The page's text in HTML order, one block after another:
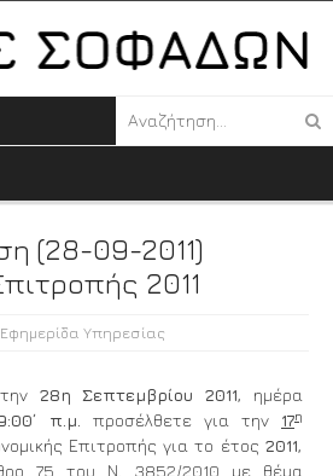
(28-09-2011)
2011
Εφημερίδα Υπηρεσίας
28η Σεπτεμβρίου 2011, ημέρα
π.μ. προσέλθετε για την 17η
Επιτροπής για το έτος 2011,
75 του Ν. 3852/2010 με θέμα